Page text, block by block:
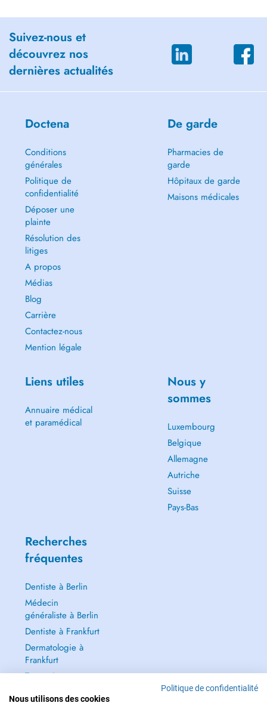
Suivez-nous et
découvrez nos
dernières actualités
Doctena
Conditions
générales
Politique de
confidentialité
Déposer une
plainte
Résolution des
litiges
A propos
Médias
Blog
Carrière
Contactez-nous
Mention légale
De garde
Pharmacies de
garde
Hôpitaux de garde
Maisons médicales
Liens utiles
Annuaire médical
et paramédical
Nous y
sommes
Luxembourg
Belgique
Allemagne
Autriche
Suisse
Pays-Bas
Recherches
fréquentes
Dentiste à Berlin
Médecin
généraliste à Berlin
Dentiste à Frankfurt
Dermatologie à
Frankfurt
Tout voir →
Politique de confidentialité
Nous utilisons des cookies